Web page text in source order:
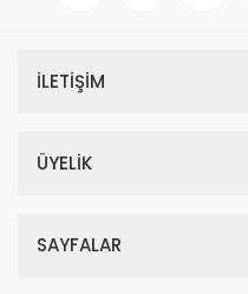
İLETİŞİM
ÜYELİK
SAYFALAR